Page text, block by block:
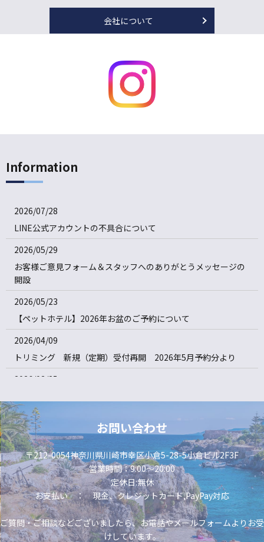
会社について
Information
2026/07/28
LINE公式アカウントの不具合について
2026/05/29
お客様ご意見フォーム＆スタッフへのありがとうメッセージの
開設
2026/05/23
【ペットホテル】2026年お盆のご予約について
2026/04/09
トリミング 新規（定期）受付再開 2026年5月予約分より
2026/03/25
2026/01/27
価格改定のお知らせ(2026年4月1日〜)
2025/11/05
犬との絆づくりに「ドッグヨーガ」
2025/09/30
【ペットホテル】年末年始のご予約について
2025/09/23
お問い合わせ
〒212-0054神奈川県川崎市幸区小倉5-28-5小倉ビル2F3F
営業時間：9:00～20:00
定休日:無休
お支払い ： 現金、クレジットカード,PayPay対応
ご質問・ご相談などございましたら、お電話やメールフォームよりお受
けしています。